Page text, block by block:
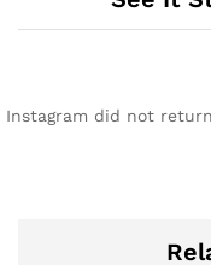
Instagram did not